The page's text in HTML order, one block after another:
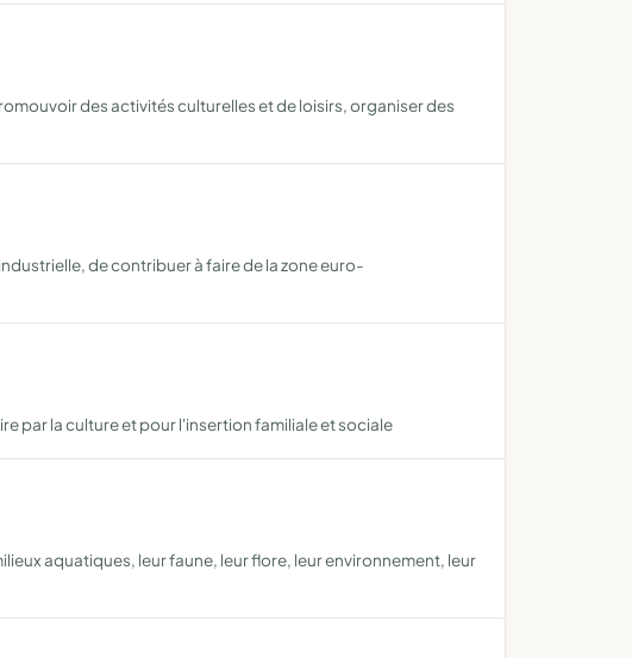
des activités culturelles et de loisirs, organiser des
de contribuer à faire de la zone euro-
par la culture et pour l'insertion familiale et sociale
aquatiques, leur faune, leur flore, leur environnement, leur